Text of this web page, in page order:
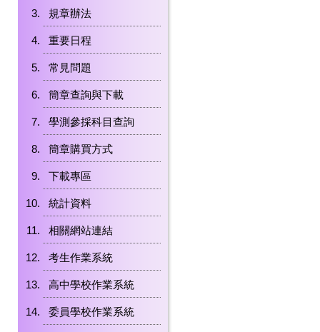
規章辦法
重要日程
常見問題
簡章查詢與下載
學測參採科目查詢
簡章購買方式
下載專區
統計資料
相關網站連結
考生作業系統
高中學校作業系統
委員學校作業系統